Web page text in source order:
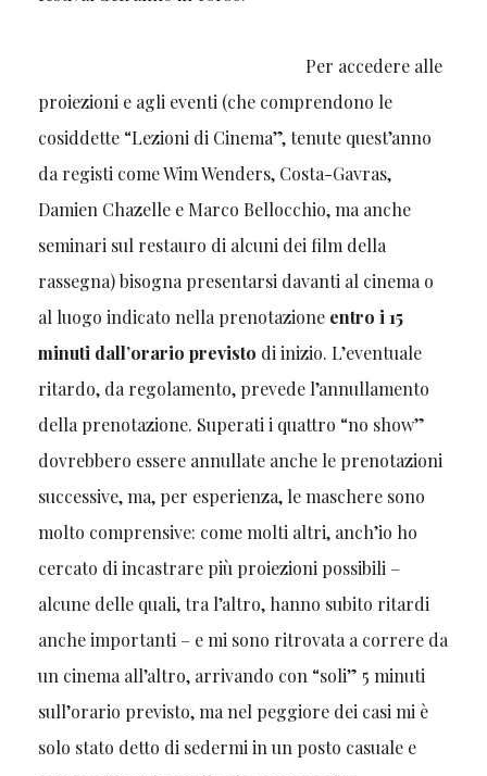
Per accedere alle
proiezioni e agli eventi (che comprendono le
cosiddette “Lezioni di Cinema”, tenute quest’anno
da registi come Wim Wenders, Costa-Gavras,
Damien Chazelle e Marco Bellocchio, ma anche
seminari sul restauro di alcuni dei film della
rassegna) bisogna presentarsi davanti al cinema o
al luogo indicato nella prenotazioneentro i 15
minuti dall’orario previsto di inizio. L’eventuale
ritardo, da regolamento, prevede l’annullamento
della prenotazione. Superati i quattro “no show”
dovrebbero essere annullate anche le prenotazioni
successive, ma, per esperienza, le maschere sono
molto comprensive: come molti altri, anch’io ho
cercato di incastrare più proiezioni possibili –
alcune delle quali, tra l’altro, hanno subito ritardi
anche importanti – e mi sono ritrovata a correre da
un cinema all’altro, arrivando con “soli” 5 minuti
sull’orario previsto, ma nel peggiore dei casi mi è
solo stato detto di sedermi in un posto casuale e